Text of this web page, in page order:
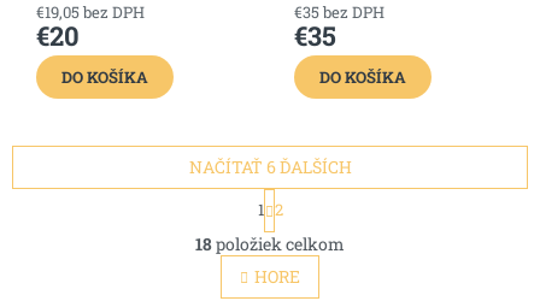
€19,05 bez DPH
€20
DO KOŠÍKA
€35 bez DPH
€35
DO KOŠÍKA
O
v
l
NAČÍTAŤ 6 ĎALŠÍCH
S
t
r
á
n
1 2
18položiek celkom
HORE